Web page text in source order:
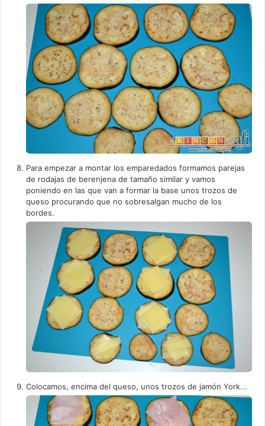
Para empezar a montar los emparedados formamos parejas
de rodajas de berenjena de tamaño similar y vamos
poniendo en las que van a formar la base unos trozos de
queso procurando que no sobresalgan mucho de los
bordes.
Colocamos, encima del queso, unos trozos de jamón York...